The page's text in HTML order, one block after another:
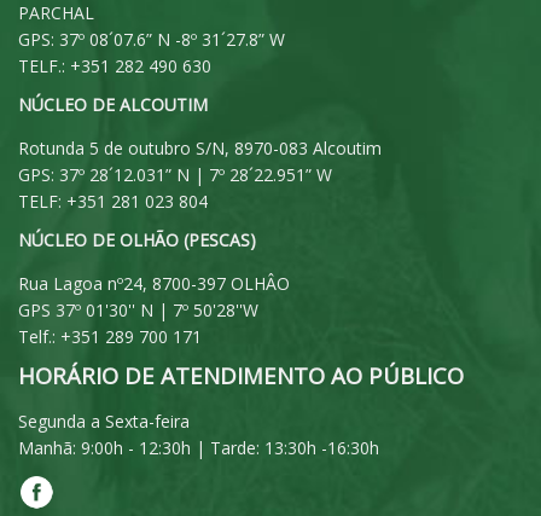
PARCHAL
GPS: 37º 08´07.6” N -8º 31´27.8” W
TELF.: +351 282 490 630
NÚCLEO DE ALCOUTIM
Rotunda 5 de outubro S/N, 8970-083 Alcoutim
GPS: 37º 28´12.031” N | 7º 28´22.951” W
TELF: +351 281 023 804
NÚCLEO DE OLHÃO (PESCAS)
Rua Lagoa nº24, 8700-397 OLHÂO
GPS 37º 01'30'' N | 7º 50'28''W
Telf.: +351 289 700 171
HORÁRIO DE ATENDIMENTO AO PÚBLICO
Segunda a Sexta-feira
Manhã: 9:00h - 12:30h | Tarde: 13:30h -16:30h